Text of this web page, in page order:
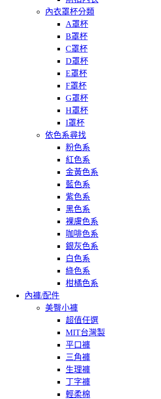
內衣罩杯分類
A罩杯
B罩杯
C罩杯
D罩杯
E罩杯
F罩杯
G罩杯
H罩杯
I罩杯
依色系尋找
粉色系
紅色系
金黃色系
藍色系
紫色系
黑色系
裸膚色系
咖啡色系
銀灰色系
白色系
綠色系
柑橘色系
內褲/配件
美臀小褲
超值任選
MIT台灣製
平口褲
三角褲
生理褲
丁字褲
輕柔棉